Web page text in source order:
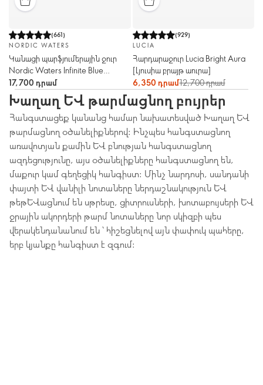
(661)
NORDIC WATERS
Կանացի պարֆյումերային ջուր
Nordic Waters Infinite Blue
[Նորդիք վոթերս ինֆինիթ բլու]
17,700 դրամ
(929)
LUCIA
Հարդարաջուր Lucia Bright Aura
[Լյուսիա բրայթ աուրա]
6,350 դրամ12,700 դրամ
Խաղաղ և թարմացնող բույրեր
Հանգստացեք կանանց համար նախատեսված Խաղաղ և
թարմացնող օծանելիքներով: Ինչպես հանգստացնող
առավոտյան քամին և բնության հանգստացնող
ազդեցությունը, այս օծանելիքները հանգստացնող են,
մաքուր կամ գեղեցիկ հանգիստ: Մինչ նարդոսի, սանդանի
փայտի և վանիլի նոտաները ներդաշնակություն և
թեթևացնում են սթրեսը, ցիտրուսների, խոտաբույսերի և
ջրային ակորդերի թարմ նոտաները նոր սկիզբի պես
վերակենդանանում են ՝ հիշեցնելով այն փափուկ պահերը,
երբ կյանքը հանգիստ է զգում: